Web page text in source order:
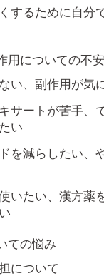
するために自分
用についての不安
い、副作用が気
サートが苦手、
い
を減らしたい、
いたい、漢方薬
ての悩み
について